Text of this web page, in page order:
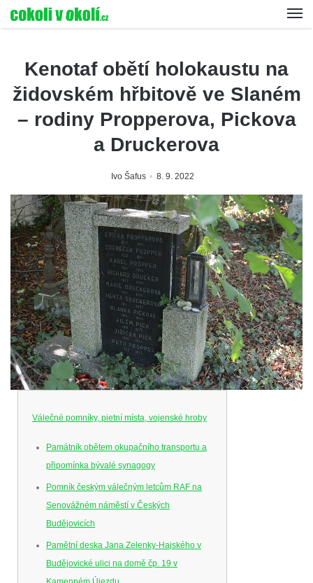
Kenotaf obětí holokaustu na
židovském hřbitově ve Slaném
– rodiny Propperova, Pickova
a Druckerova
Ivo Šafus 8. 9. 2022
Válečné pomníky, pietní místa, vojenské hroby
Památník obětem okupačního transportu a
připomínka bývalé synagogy
Pomník českým válečným letcům RAF na
Senovážném náměstí v Českých
Budějovicích
Pamětní deska Jana Zelenky-Hajského v
Budějovické ulici na domě čp. 19 v